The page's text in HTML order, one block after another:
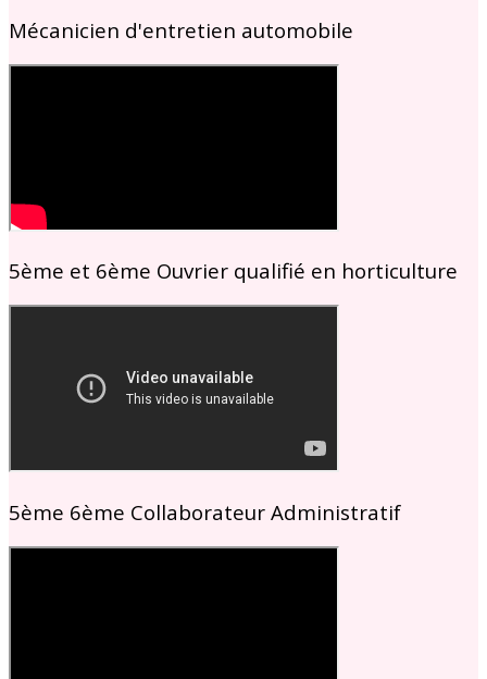
Mécanicien d'entretien automobile
5ème et 6ème Ouvrier qualifié en horticulture
5ème 6ème Collaborateur Administratif